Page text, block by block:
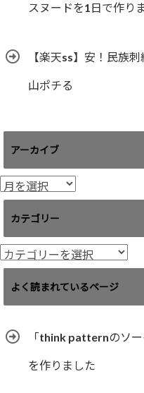
スヌードを1日で作り
【楽天ss】安！民族
山ポチる
アーカイブ
ア
ー
イ
ブ
カテゴリー
カ
テ
リ
よく読まれているページ
「think patternのソ
を作りました